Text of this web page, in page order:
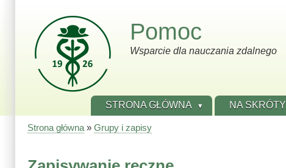
Pomoc
Wsparcie dla nauczania zdalnego
STRONA GŁÓWNA NA SKRÓTY
nawigacyjna
Strona główna Grupy i zapisy